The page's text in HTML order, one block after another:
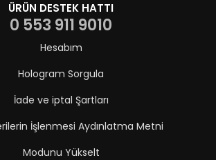
ÜRÜN DESTEK HATTI
0 553 911 9010
Hesabım
Hologram Sorgula
İade ve iptal Şartları
İşlenmesi Aydınlatma Metni
Modunu Yükselt